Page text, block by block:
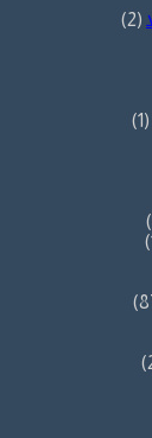
(2)
(1)